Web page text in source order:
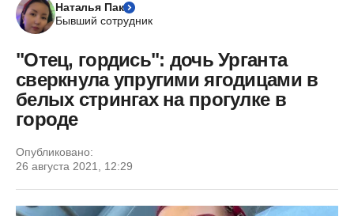
Наталья Пак
Бывший сотрудник
"Отец, гордись": дочь Урганта
сверкнула упругими ягодицами в
белых стрингах на прогулке в
городе
Опубликовано:
26 августа 2021, 12:29